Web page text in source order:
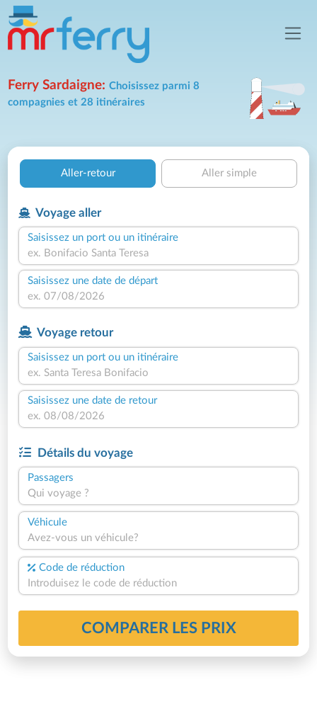
Ferry Sardaigne:Choisissez parmi 8
compagnies et 28 itinéraires
Aller-retour Aller simple
Voyage aller
Saisissez un port ou un itinéraire
Saisissez une date de départ
Voyage retour
Saisissez un port ou un itinéraire
Saisissez une date de retour
Détails du voyage
Passagers
Qui voyage ?
Véhicule
Avez-vous un véhicule?
Code de réduction
COMPARER LES PRIX